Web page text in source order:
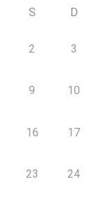
S D
2 3
9 10
16 17
23 24